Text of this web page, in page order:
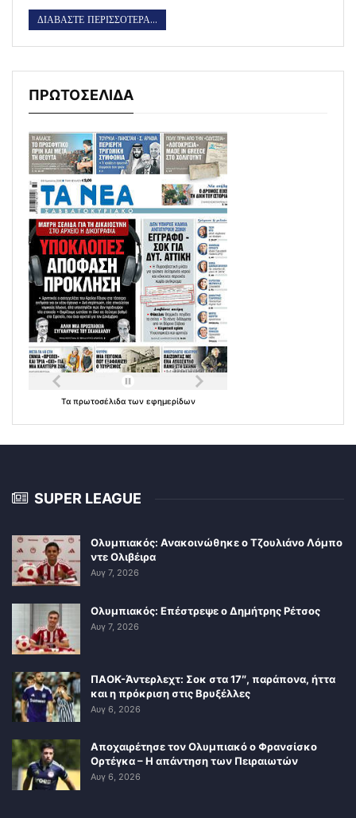
ΔΙΑΒΑΣΤΕ ΠΕΡΙΣΣΟΤΕΡΑ...
ΠΡΩΤΟΣΕΛΙΔΑ
Τα πρωτοσέλιδα των εφημερίδων
SUPER LEAGUE
Ολυμπιακός: Ανακοινώθηκε ο Τζουλιάνο Λόμπο
ντε Ολιβέιρα
Αυγ 7, 2026
Ολυμπιακός: Επέστρεψε ο Δημήτρης Ρέτσος
Αυγ 7, 2026
ΠΑΟΚ-Άντερλεχτ: Σοκ στα 17″, παράπονα, ήττα
και η πρόκριση στις Βρυξέλλες
Αυγ 6, 2026
Αποχαιρέτησε τον Ολυμπιακό ο Φρανσίσκο
Ορτέγκα – Η απάντηση των Πειραιωτών
Αυγ 6, 2026